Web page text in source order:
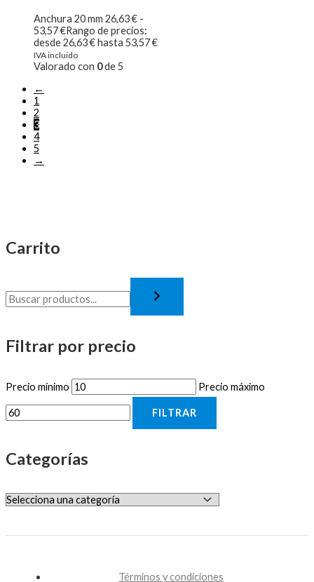
Carrito
Filtrar por precio
Precio mínimo Precio máximo
FILTRAR
Categorías
Anchura 20 mm 26,63€ -
53,57€Rango de precios:
desde 26,63 € hasta 53,57 €
IVA incluido
Valorado con 0de 5
←
1
2
3
4
5
→
Términos y condiciones